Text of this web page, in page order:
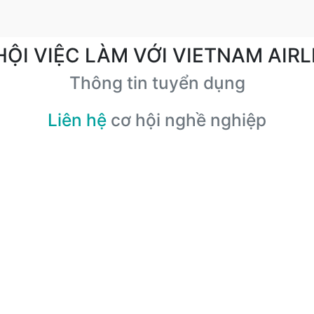
VIỆC LÀM VỚI VIETNAM
Thông tin tuyển dụng
Liên hệ cơ hội nghề nghiệp